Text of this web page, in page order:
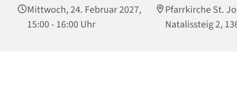
Mittwoch, 24. Februar 2027,
15:00 - 16:00 Uhr
Pfarrkirche St.
Natalissteig 2,